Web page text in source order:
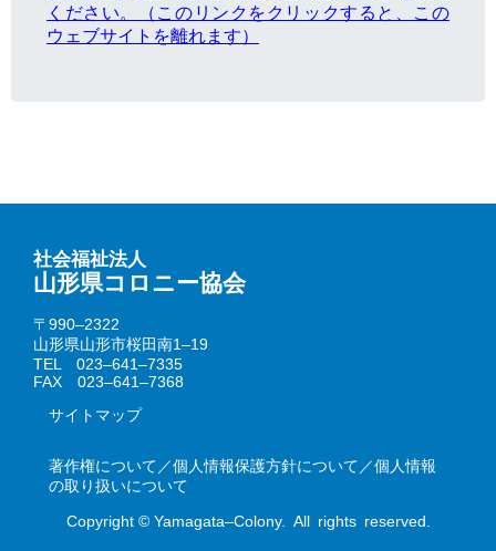
ください。（このリンクをクリックすると、この
ウェブサイトを離れます）
社会福祉法人
山形県コロニー協会
〒990–2322
山形県山形市桜田南1–19
TEL 023–641–7335
FAX 023–641–7368
サイトマップ
著作権について／個人情報保護方針について／個人情報
の取り扱いについて
Copyright © Yamagata–Colony. All rights reserved.